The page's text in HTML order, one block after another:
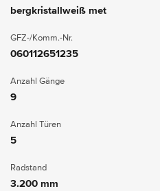
bergkristallweiß met
GFZ-/Komm.-Nr.
060112651235
Anzahl Gänge
9
Anzahl Türen
5
Radstand
3.200 mm